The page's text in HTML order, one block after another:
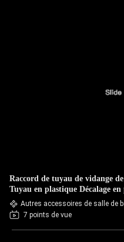
Raccord de tuyau de vidange
Tuyau en plastique Décalage
de raccordement de plaque de
Autres accessoires de salle de
7 points de vue